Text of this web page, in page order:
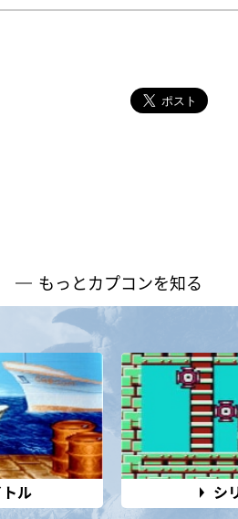
もっとカプコンを知る
ル シ